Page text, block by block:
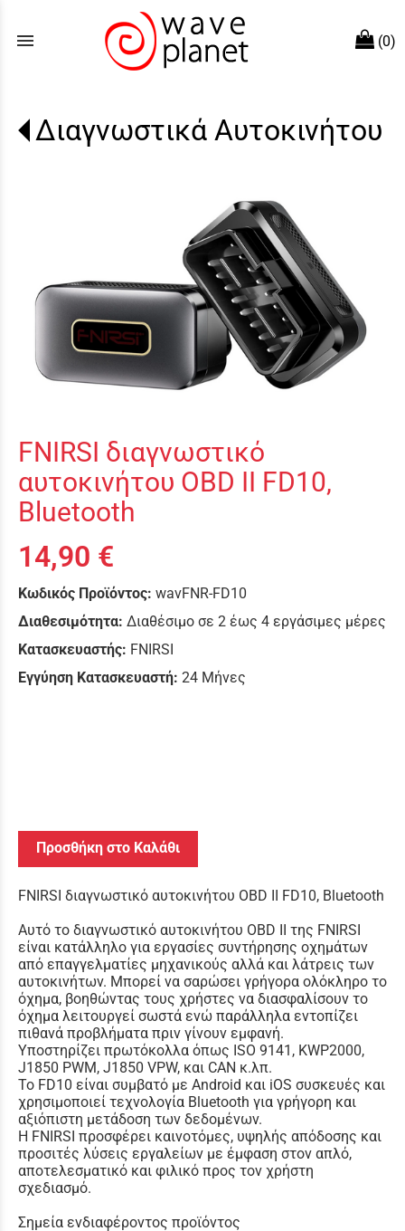
menu (0)
Διαγνωστικά Αυτοκινήτου
FNIRSI διαγνωστικό
αυτοκινήτου OBD II FD10,
Bluetooth
14,90 €
Κωδικός Προϊόντος: wavFNR-FD10
Διαθεσιμότητα: Διαθέσιμο σε 2 έως 4 εργάσιμες μέρες
Κατασκευαστής: FNIRSI
Εγγύηση Κατασκευαστή: 24 Μήνες
Προσθήκη στο Καλάθι
FNIRSI διαγνωστικό αυτοκινήτου OBD II FD10, Bluetooth
Αυτό το διαγνωστικό αυτοκινήτου OBD II της FNIRSI
είναι κατάλληλο για εργασίες συντήρησης οχημάτων
από επαγγελματίες μηχανικούς αλλά και λάτρεις των
αυτοκινήτων. Μπορεί να σαρώσει γρήγορα ολόκληρο το
όχημα, βοηθώντας τους χρήστες να διασφαλίσουν το
όχημα λειτουργεί σωστά ενώ παράλληλα εντοπίζει
πιθανά προβλήματα πριν γίνουν εμφανή.
Υποστηρίζει πρωτόκολλα όπως ISO 9141, KWP2000,
J1850 PWM, J1850 VPW, και CAN κ.λπ.
Το FD10 είναι συμβατό με Android και iOS συσκευές και
χρησιμοποιεί τεχνολογία Bluetooth για γρήγορη και
αξιόπιστη μετάδοση των δεδομένων.
Η FNIRSI προσφέρει καινοτόμες, υψηλής απόδοσης και
προσιτές λύσεις εργαλείων με έμφαση στον απλό,
αποτελεσματικό και φιλικό προς τον χρήστη
σχεδιασμό.
Σημεία ενδιαφέροντος προϊόντος